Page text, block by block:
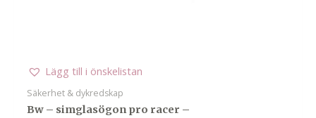
Lägg till i önskelistan
Säkerhet & dykredskap
Bw – simglasögon pro racer –